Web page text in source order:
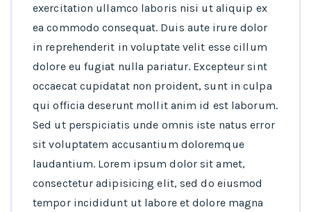
exercitation ullamco laboris nisi ut aliquip ex
ea commodo consequat. Duis aute irure dolor
in reprehenderit in voluptate velit esse cillum
dolore eu fugiat nulla pariatur. Excepteur sint
occaecat cupidatat non proident, sunt in culpa
qui officia deserunt mollit anim id est laborum.
Sed ut perspiciatis unde omnis iste natus error
sit voluptatem accusantium doloremque
laudantium. Lorem ipsum dolor sit amet,
consectetur adipisicing elit, sed do eiusmod
tempor incididunt ut labore et dolore magna